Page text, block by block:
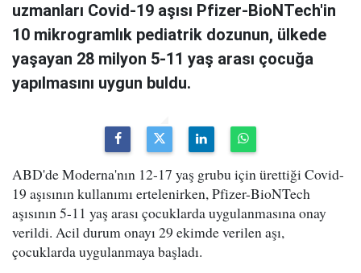
uzmanları Covid-19 aşısı Pfizer-BioNTech'in
10 mikrogramlık pediatrik dozunun, ülkede
yaşayan 28 milyon 5-11 yaş arası çocuğa
yapılmasını uygun buldu.
ABD'de Moderna'nın 12-17 yaş grubu için ürettiği Covid-
19 aşısının kullanımı ertelenirken, Pfizer-BioNTech
aşısının 5-11 yaş arası çocuklarda uygulanmasına onay
verildi. Acil durum onayı 29 ekimde verilen aşı,
çocuklarda uygulanmaya başladı.